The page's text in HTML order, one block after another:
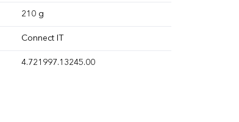
210 g
Connect IT
4.721997.13245.00